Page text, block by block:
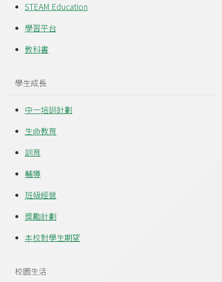
STEAM Education
學習平台
教科書
學生成長
中一培訓計劃
生命教育
訓育
輔導
班級經營
獎勵計劃
本校對學生期望
校園生活